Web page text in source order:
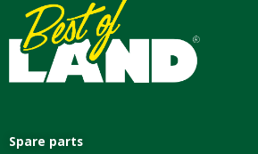
Spare parts